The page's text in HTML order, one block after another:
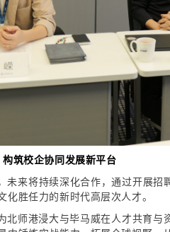
构筑校企协同发展新平台
未来将持续深化合作，通过开展招
化胜任力的新时代高层次人才。
北师港浸大与毕马威在人才共育